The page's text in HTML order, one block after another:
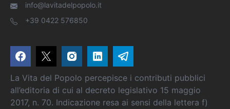
info@lavitadelpopolo.it
+39 0422 576850
La Vita del Popolo percepisce i contributi pubblici
all’editoria di cui al decreto legislativo 15 maggio
2017, n. 70. Indicazione resa ai sensi della lettera f)